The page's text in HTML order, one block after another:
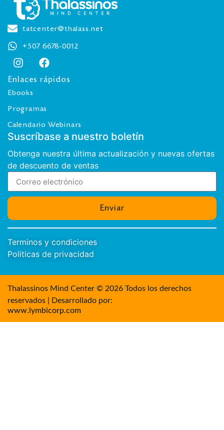
tatcenter@thalass.net
+507 6678-0012
Enlaces rápidos
Ebooks
Programas
Calendario Webinars
Suscríbase a nuestro boletín
Obtenga nuestra última actualización y nuevas ofertas
de descuento de ventas
Enviar
Terminos y condiciones
Politicas de privacidad
Thalassinos Mind Center © 2026 Todos los derechos
reservados | Desarrollado por:
www.lymbicorp.com